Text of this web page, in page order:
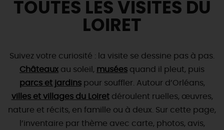
VOSENVIES
LES INCONTOURNABLESMADE IN LOIRET
HÉBERGEMENTS
HÉBERGEMENTS
RÉSERVER MAINTENANT
CULTURE
NATURE
VILLES & VILLAGES
TOUTES LES VISITES
TOUS ÀL'EAU !
EN MODE NATURE& AVENTURE
Où manger
Maîtresrestaurateurs
Nosmarchés
Artistes et Artisans d'Art
Nosspécialités du terroiretproducteurs
Téléchargez le Guide de l'été 2026 🤽🌞
Avis de fraicheur ici pour éviter la chaleur 🥵
TOURISME &HANDICAP
TOUTES LES VISITES DU
LOIRET
Suivez votre curiosité : la visite se dessine pas à pas.
Châteaux au soleil, musées quand il pleut, puis
parcs et jardinspour souffler. Autour d’Orléans,
villes et villages du Loiretdéroulent ruelles, œuvres,
nature et récits, en famille ou à deux. Sur cette page,
l’inventaire par thème avec carte, photos, avis,